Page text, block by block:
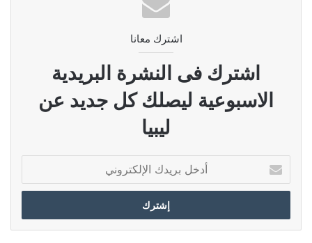
اشترك معانا
اشترك فى النشرة البريدية
الاسبوعية ليصلك كل جديد عن
ليبيا
بريدك
الإلكتروني